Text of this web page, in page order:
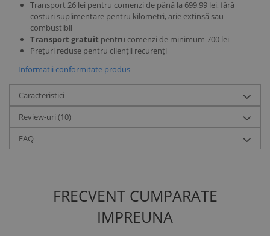
Transport 26 lei pentru comenzi de până la 699,99 lei, fără
costuri suplimentare pentru kilometri, arie extinsă sau
combustibil
Transport gratuit pentru comenzi de minimum 700 lei
Prețuri reduse pentru clienții recurenți
Informatii conformitate produs
Caracteristici
Review-uri (10)
FAQ
FRECVENT CUMPARATE
IMPREUNA